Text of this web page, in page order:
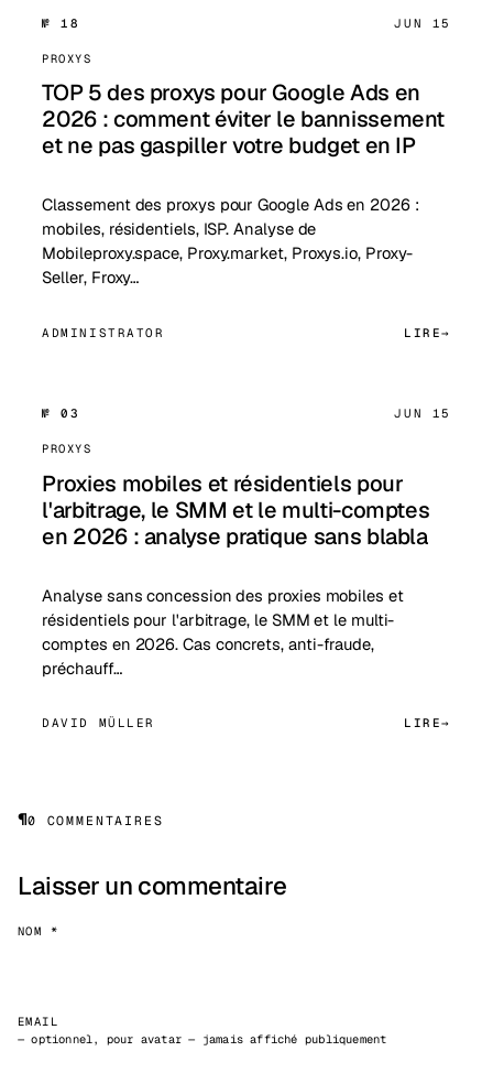
№ 18 JUN 15
PROXYS
TOP 5 des proxys pour Google Ads en
2026 : comment éviter le bannissement
et ne pas gaspiller votre budget en IP
Classement des proxys pour Google Ads en 2026 :
mobiles, résidentiels, ISP. Analyse de
Mobileproxy.space, Proxy.market, Proxys.io, Proxy-
Seller, Froxy…
ADMINISTRATOR LIRE
№ 03 JUN 15
PROXYS
Proxies mobiles et résidentiels pour
l'arbitrage, le SMM et le multi-comptes
en 2026 : analyse pratique sans blabla
Analyse sans concession des proxies mobiles et
résidentiels pour l'arbitrage, le SMM et le multi-
comptes en 2026. Cas concrets, anti-fraude,
préchauff…
DAVID MÜLLER LIRE
¶0 COMMENTAIRES
Laisser un commentaire
NOM *
EMAIL
— optionnel, pour avatar — jamais affiché publiquement